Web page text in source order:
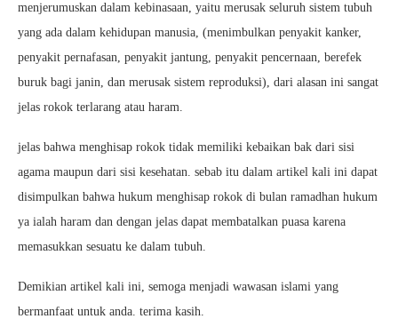
menjerumuskan dalam kebinasaan, yaitu merusak seluruh sistem tubuh
yang ada dalam kehidupan manusia, (menimbulkan penyakit kanker,
penyakit pernafasan, penyakit jantung, penyakit pencernaan, berefek
buruk bagi janin, dan merusak sistem reproduksi), dari alasan ini sangat
jelas rokok terlarang atau haram.
jelas bahwa menghisap rokok tidak memiliki kebaikan bak dari sisi
agama maupun dari sisi kesehatan. sebab itu dalam artikel kali ini dapat
disimpulkan bahwa hukum menghisap rokok di bulan ramadhan hukum
ya ialah haram dan dengan jelas dapat membatalkan puasa karena
memasukkan sesuatu ke dalam tubuh.
Demikian artikel kali ini, semoga menjadi wawasan islami yang
bermanfaat untuk anda. terima kasih.